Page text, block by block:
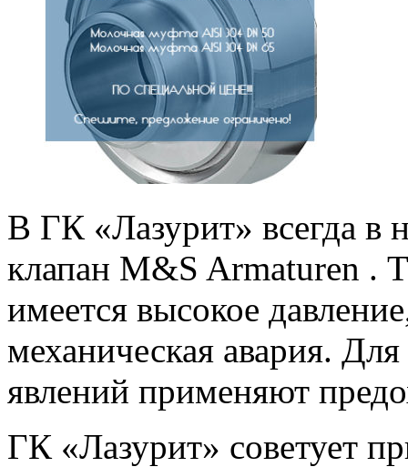
В ГК «Лазурит» всегда
клапан M&S Armaturen .
имеется высокое
механическая авария.
явлений применяют
ГК «Лазурит» советует